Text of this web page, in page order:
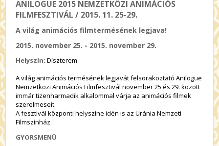
ANILOGUE 2015 NEMZETKÖZI ANIMÁCIÓS
FILMFESZTIVÁL / 2015. 11. 25-29.
A világ animációs filmtermésének legjava!
2015. november 25. - 2015. november 29.
Helyszín:Díszterem
A világ animációs termésének legjavát felsorakoztató Anilogue
Nemzetközi Animációs Filmfesztivál november 25 és 29. között
immár tizenharmadik alkalommal várja az animációs filmek
szerelmeseit.
A fesztivál központi helyszíne idén is az Uránia Nemzeti
Filmszínház.
GYORSMENÜ